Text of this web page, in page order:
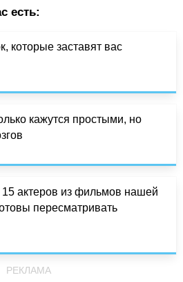
есть:
которые заставят вас
кажутся простыми, но
15 актеров из фильмов нашей
пересматривать
РЕКЛАМА